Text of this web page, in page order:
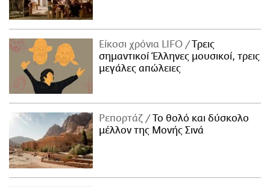
Είκοσι χρόνια LIFO
Tρεις
σημαντικοί Έλληνες μουσικοί, τρεις
μεγάλες απώλειες
Ρεπορτάζ
Το θολό και δύσκολο
μέλλον της Μονής Σινά